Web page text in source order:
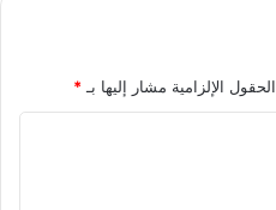
الحقول الإلزامية مشار إليها بـ *